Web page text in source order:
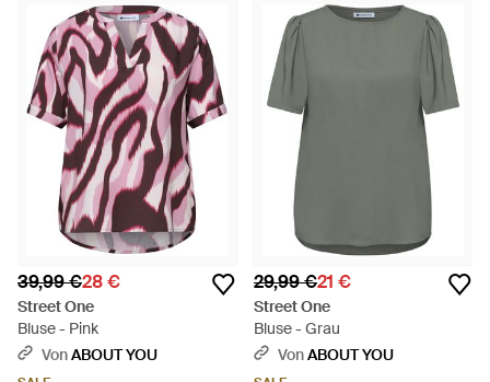
39,99 €28 €
Street One
Bluse - Pink
VonABOUT YOU
29,99 €21 €
Street One
Bluse - Grau
VonABOUT YOU